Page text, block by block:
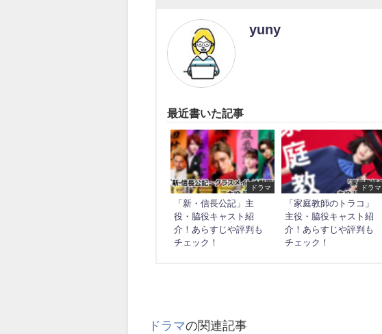
yuny
最近書いた記事
ドラマ
「新・信長公記」主
役・脇役キャスト紹
介！あらすじや評判も
チェック！
ドラマ
「家庭教師のトラコ」
主役・脇役キャスト紹
介！あらすじや評判も
チェック！
ドラマの関連記事